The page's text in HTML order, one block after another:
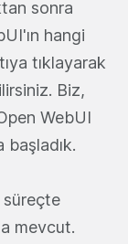
sonra
hangi
tıklayarak
Biz,
WebUI
başladık.
süreçte
mevcut.